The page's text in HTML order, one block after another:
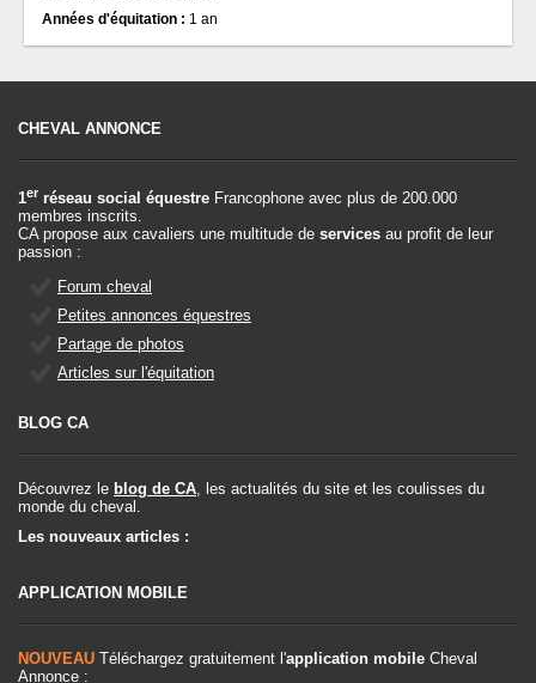
Années d'équitation : 1 an
CHEVAL ANNONCE
1er réseau social équestre Francophone avec plus de 200.000
membres inscrits.
CA propose aux cavaliers une multitude de services au profit de leur
passion :
Forum cheval
Petites annonces équestres
Partage de photos
Articles sur l'équitation
BLOG CA
Découvrez le blog de CA, les actualités du site et les coulisses du
monde du cheval.
Les nouveaux articles :
APPLICATION MOBILE
NOUVEAU Téléchargez gratuitement l'application mobile Cheval
Annonce :